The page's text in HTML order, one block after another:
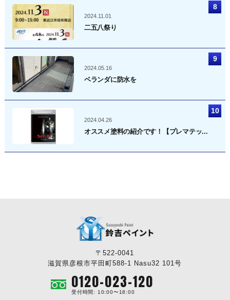
2024.11.01
二五八祭り
2024.05.16
ベランダに防水を
2024.04.26
オススメ塗料の紹介です！【プレマテッ...
〒522-0041
滋賀県彦根市平田町588-1 Nasu32 101号
0120-023-120
受付時間: 10:00〜18:00